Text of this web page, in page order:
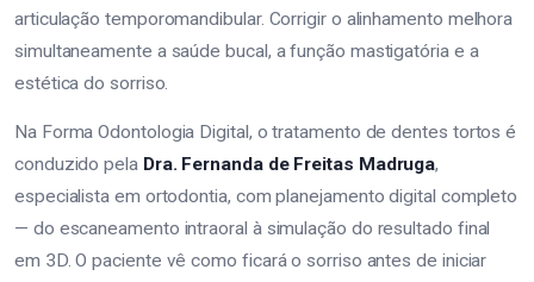
articulação temporomandibular. Corrigir o alinhamento melhora
simultaneamente a saúde bucal, a função mastigatória e a
estética do sorriso.
Na Forma Odontologia Digital, o tratamento de dentes tortos é
conduzido pela Dra. Fernanda de Freitas Madruga,
especialista em ortodontia, com planejamento digital completo
— do escaneamento intraoral à simulação do resultado final
em 3D. O paciente vê como ficará o sorriso antes de iniciar